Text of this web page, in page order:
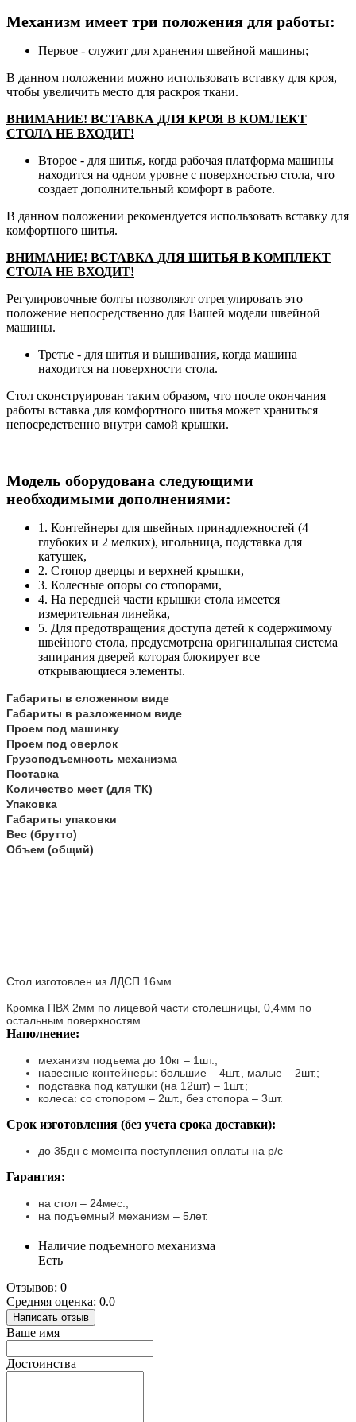
Механизм имеет три положения для работы:
Первое - служит для хранения швейной машины;
В данном положении можно использовать вставку для кроя,
чтобы увеличить место для раскроя ткани.
ВНИМАНИЕ! ВСТАВКА ДЛЯ КРОЯ В КОМЛЕКТ
СТОЛА НЕ ВХОДИТ!
Второе - для шитья, когда рабочая платформа машины
находится на одном уровне с поверхностью стола, что
создает дополнительный комфорт в работе.
В данном положении рекомендуется использовать вставку для
комфортного шитья.
ВНИМАНИЕ! ВСТАВКА ДЛЯ ШИТЬЯ В КОМПЛЕКТ
СТОЛА НЕ ВХОДИТ!
Регулировочные болты позволяют отрегулировать это
положение непосредственно для Вашей модели швейной
машины.
Третье - для шитья и вышивания, когда машина
находится на поверхности стола.
Стол сконструирован таким образом, что после окончания
работы вставка для комфортного шитья может храниться
непосредственно внутри самой крышки.
Модель оборудована следующими
необходимыми дополнениями:
1. Контейнеры для швейных принадлежностей (4
глубоких и 2 мелких), игольница, подставка для
катушек,
2. Стопор дверцы и верхней крышки,
3. Колесные опоры со стопорами,
4. На передней части крышки стола имеется
измерительная линейка,
5. Для предотвращения доступа детей к содержимому
швейного стола, предусмотрена оригинальная система
запирания дверей которая блокирует все
открывающиеся элементы.
Габариты в сложенном виде
Габариты в разложенном виде
Проем под машинку
Проем под оверлок
Грузоподъемность механизма
Поставка
Количество мест (для ТК)
Упаковка
Габариты упаковки
Вес (брутто)
Объем (общий)
Стол изготовлен из ЛДСП 16мм
Кромка ПВХ 2мм по лицевой части столешницы, 0,4мм по
остальным поверхностям.
Наполнение:
механизм подъема до 10кг – 1шт.;
навесные контейнеры: большие – 4шт., малые – 2шт.;
подставка под катушки (на 12шт) – 1шт.;
колеса: со стопором – 2шт., без стопора – 3шт.
Срок изготовления (без учета срока доставки):
до 35дн с момента поступления оплаты на р/с
Гарантия:
на стол – 24мес.;
на подъемный механизм – 5лет.
Наличие подъемного механизма
Есть
Отзывов: 0
Средняя оценка: 0.0
Написать отзыв
Ваше имя
Достоинства